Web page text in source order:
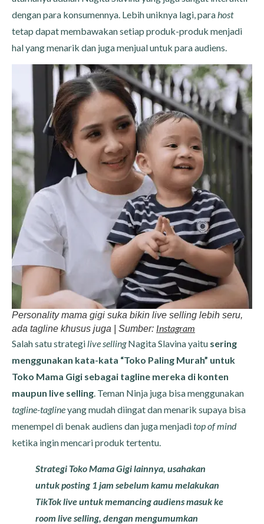
dengan para konsumennya. Lebih uniknya lagi, para host
tetap dapat membawakan setiap produk-produk menjadi
hal yang menarik dan juga menjual untuk para audiens.
Personality mama gigi suka bikin live selling lebih seru,
ada tagline khusus juga | Sumber: Instagram
Salah satu strategi live sellingNagita Slavina yaitu sering
menggunakan kata-kata “Toko Paling Murah” untuk
Toko Mama Gigi sebagai tagline mereka di konten
maupun live selling. Teman Ninja juga bisa menggunakan
tagline-taglineyang mudah diingat dan menarik supaya bisa
menempel di benak audiens dan juga menjaditop of mind
ketika ingin mencari produk tertentu.
Strategi Toko Mama Gigi lainnya, usahakan
untuk posting 1 jam sebelum kamu melakukan
TikTok live untuk memancing audiens masuk ke
room live selling, dengan mengumumkan